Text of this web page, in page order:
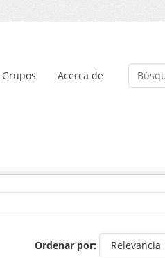
Grupos Acerca de
Ordenar por